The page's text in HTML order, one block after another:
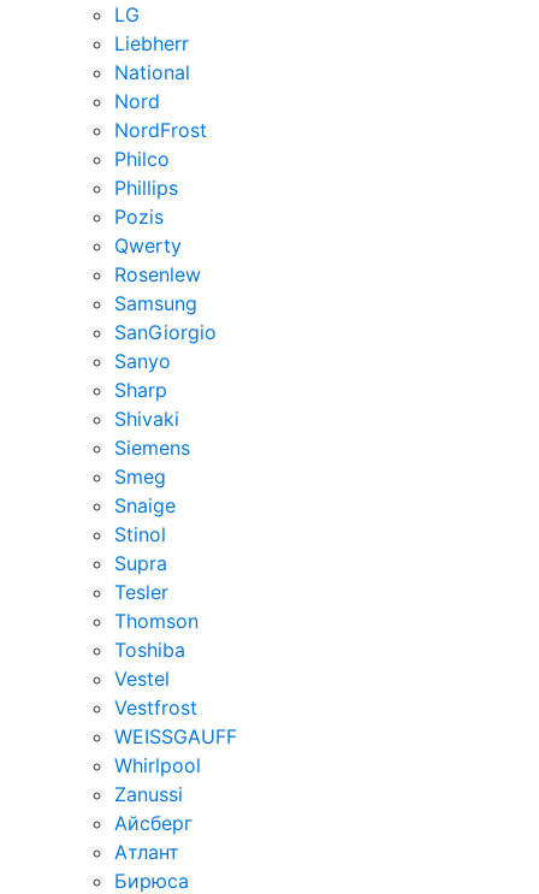
LG
Liebherr
National
Nord
NordFrost
Philco
Phillips
Pozis
Qwerty
Rosenlew
Samsung
SanGiorgio
Sanyo
Sharp
Shivaki
Siemens
Smeg
Snaige
Stinol
Supra
Tesler
Thomson
Toshiba
Vestel
Vestfrost
WEISSGAUFF
Whirlpool
Zanussi
Айсберг
Атлант
Бирюса